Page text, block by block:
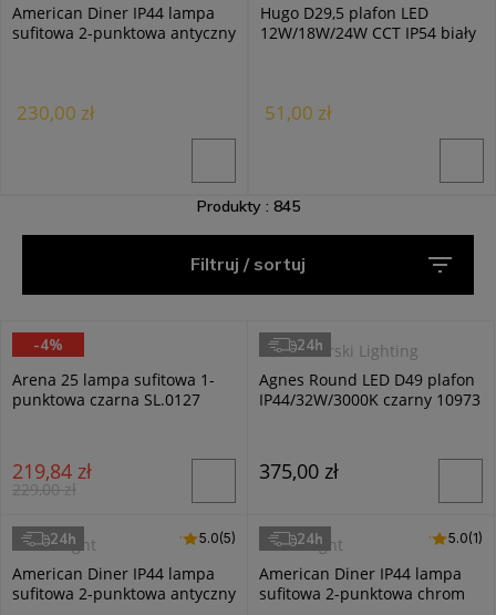
American Diner IP44 lampa
sufitowa 2-punktowa antyczny
230,00 zł
Hugo D29,5 plafon LED
12W/18W/24W CCT IP54 biały
51,00 zł
Produkty : 845
Filtruj / sortuj
Sollux
Arena 25 lampa sufitowa 1-
punktowa czarna SL.0127
219,84 zł
229,00 zł
-4%
Nowodvorski Lighting
Agnes Round LED D49 plafon
IP44/32W/3000K czarny 10973
375,00 zł
24h
Searchlight
American Diner IP44 lampa
sufitowa 2-punktowa antyczny
5.0 (5)
5.0(5)
24h
Searchlight
American Diner IP44 lampa
sufitowa 2-punktowa chrom
5.0 (1)
5.0(1)
24h